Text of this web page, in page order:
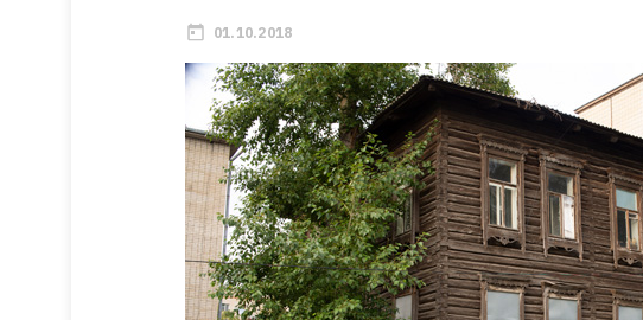
01.10.2018